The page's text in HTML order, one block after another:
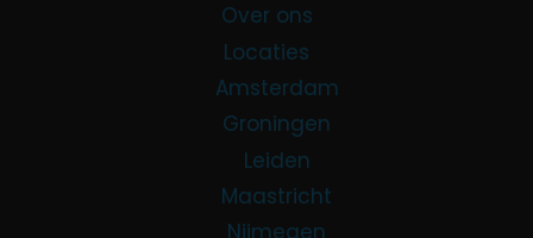
Over ons
Locaties
Amsterdam
Groningen
Leiden
Maastricht